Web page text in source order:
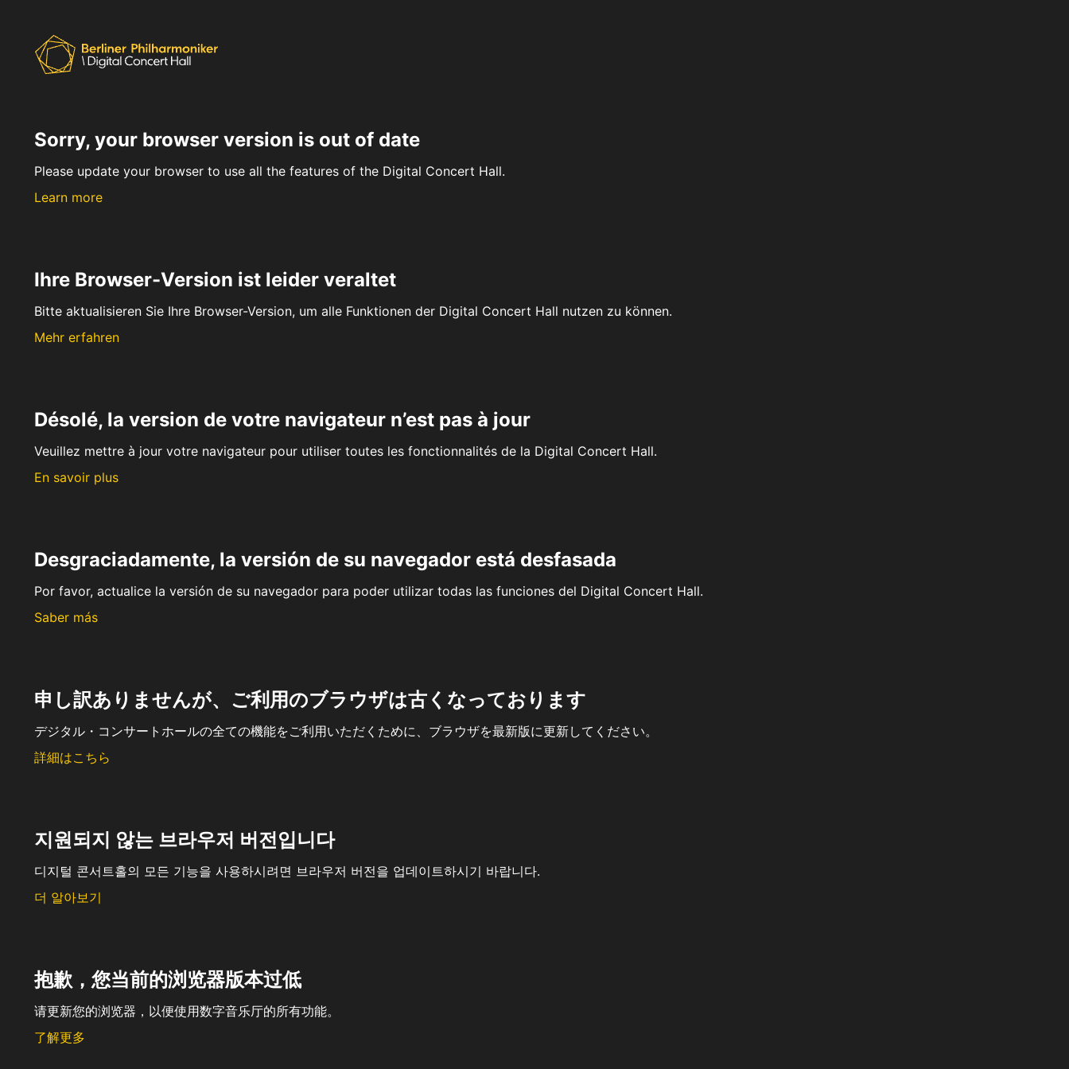
Sorry, your browser version is out of date
Please update your browser to use all the features of the Digital Concert Hall.
Learn more
Ihre Browser-Version ist leider veraltet
Bitte aktualisieren Sie Ihre Browser-Version, um alle Funktionen der Digital Concert Hall nutzen zu können.
Mehr erfahren
Désolé, la version de votre navigateur n’est pas à jour
Veuillez mettre à jour votre navigateur pour utiliser toutes les fonctionnalités de la Digital Concert Hall.
En savoir plus
Desgraciadamente, la versión de su navegador está desfasada
Por favor, actualice la versión de su navegador para poder utilizar todas las funciones del Digital Concert Hall.
Saber más
申し訳ありませんが、ご利用のブラウザは古くなっております
デジタル・コンサートホールの全ての機能をご利用いただくために、ブラウザを最新版に更新してください。
詳細はこちら
지원되지 않는 브라우저 버전입니다
디지털 콘서트홀의 모든 기능을 사용하시려면 브라우저 버전을 업데이트하시기 바랍니다.
더 알아보기
抱歉，您当前的浏览器版本过低
请更新您的浏览器，以便使用数字音乐厅的所有功能。
了解更多